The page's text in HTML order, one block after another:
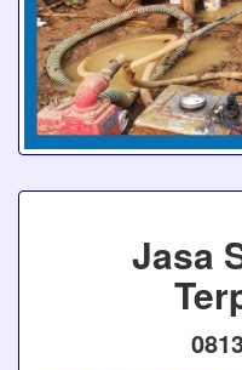
Jasa